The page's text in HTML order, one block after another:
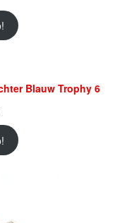
Blauw Trophy 6